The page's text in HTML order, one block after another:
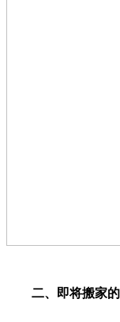
二、即将搬家的